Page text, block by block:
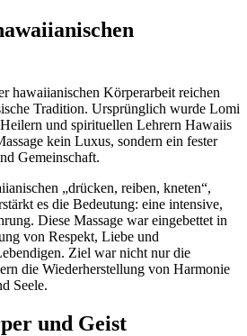
hawaiianischen Körperarbeit reichen
Tradition. Ursprünglich wurde Lomi
und spirituellen Lehrern Hawaiis
kein Luxus, sondern ein fester
Gemeinschaft.
„drücken, reiben, kneten“,
es die Bedeutung: eine intensive,
Diese Massage war eingebettet in
von Respekt, Liebe und
Ziel war nicht nur die
die Wiederherstellung von Harmonie
Seele.
und Geist